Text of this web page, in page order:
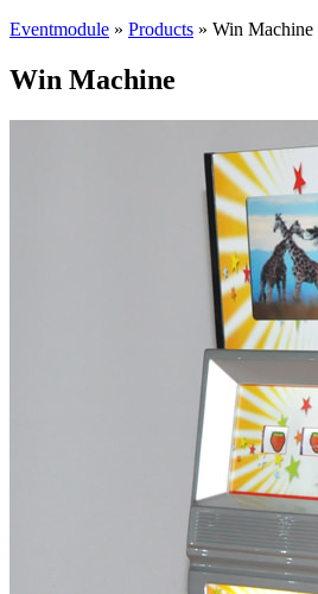
Eventmodule » Products » Win Machine
Win Machine